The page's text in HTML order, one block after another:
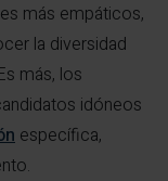
más empáticos,
la diversidad
más, los
idóneos
específica,